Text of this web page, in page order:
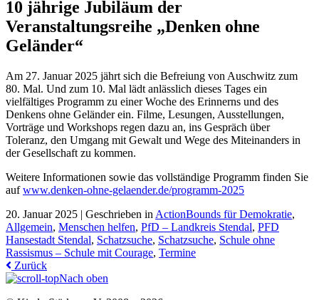
10 jährige Jubiläum der
Veranstaltungsreihe „Denken ohne
Geländer“
Am 27. Januar 2025 jährt sich die Befreiung von Auschwitz zum
80. Mal. Und zum 10. Mal lädt anlässlich dieses Tages ein
vielfältiges Programm zu einer Woche des Erinnerns und des
Denkens ohne Geländer ein. Filme, Lesungen, Ausstellungen,
Vorträge und Workshops regen dazu an, ins Gespräch über
Toleranz, den Umgang mit Gewalt und Wege des Miteinanders in
der Gesellschaft zu kommen.
Weitere Informationen sowie das vollständige Programm finden Sie
aufwww.denken-ohne-gelaender.de/programm-2025
20. Januar 2025 | Geschrieben in ActionBounds für Demokratie,
Allgemein, Menschen helfen, PfD – Landkreis Stendal, PFD
Hansestadt Stendal, Schatzsuche, Schatzsuche, Schule ohne
Rassismus – Schule mit Courage, Termine
Zurück
Nach oben